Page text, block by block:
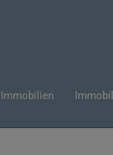
Immobilien